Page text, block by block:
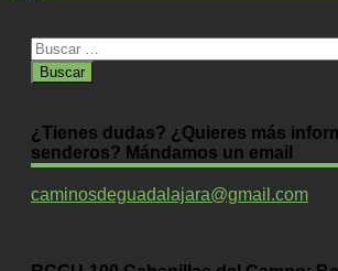
Buscar:
¿Tienes dudas? ¿Quieres más
senderos? Mándamos un email
caminosdeguadalajara@gmail.com